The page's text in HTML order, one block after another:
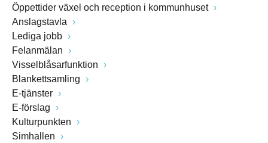
Öppettider växel och reception i kommunhuset
Anslagstavla
Lediga jobb
Felanmälan
Visselblåsarfunktion
Blankettsamling
E-tjänster
E-förslag
Kulturpunkten
Simhallen